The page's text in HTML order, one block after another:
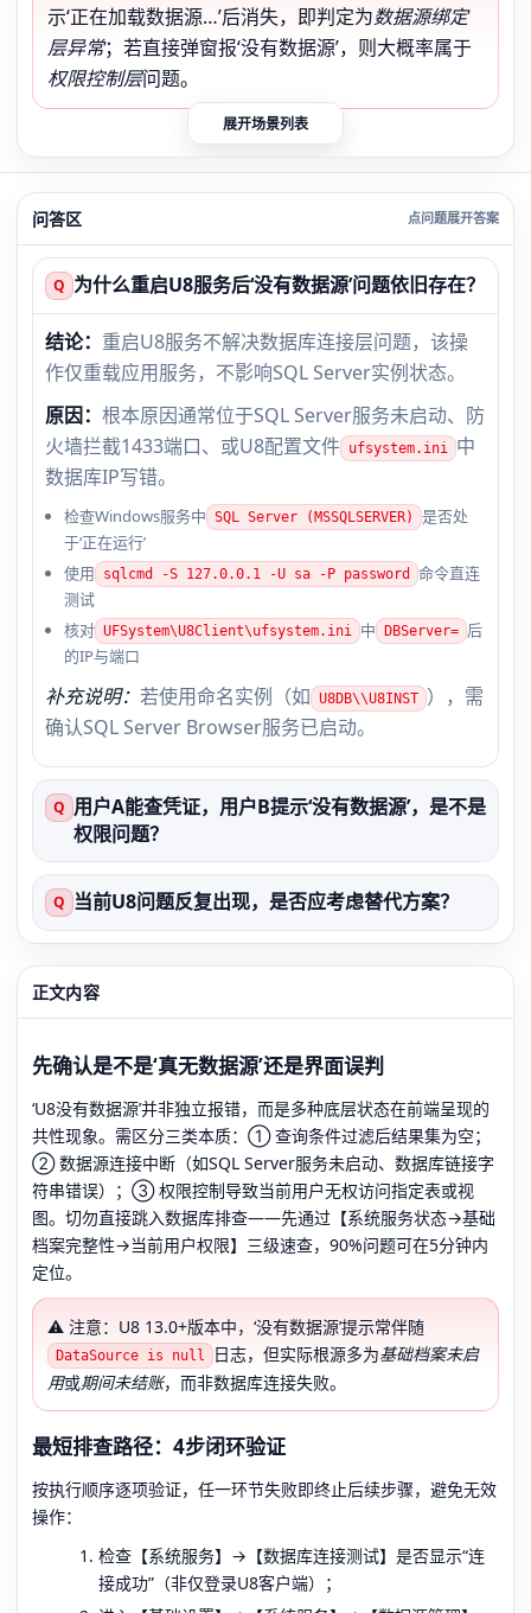
示‘正在加载数据源…’后消失，即判定为数据源绑定
层异常；若直接弹窗报‘没有数据源’，则大概率属于
权限控制层问题。
展开场景列表
问答区
Q 为什么重启U8服务后‘没有数据源’问题依旧存在？
结论： 重启U8服务不解决数据库连接层问题，该操
作仅重载应用服务，不影响SQL Server实例状态。
原因： 根本原因通常位于SQL Server服务未启动、防
火墙拦截1433端口、或U8配置文件 ufsystem.ini 中
数据库IP写错。
检查Windows服务中 SQL Server (MSSQLSERVER)
是否处
于‘正在运行’
使用
sqlcmd -S 127.0.0.1 -U sa -P password
命令直连
测试
核对 UFSystem\U8Client\ufsystem.ini 中 DBServer= 后
的IP与端口
补充说明： 若使用命名实例（如 U8DB\\U8INST ），需
确认SQL Server Browser服务已启动。
Q 用户A能查凭证，用户B提示‘没有数据源’，是不是
权限问题？
Q 当前U8问题反复出现，是否应考虑替代方案？
正文内容
先确认是不是‘真无数据源’还是界面误判
‘U8没有数据源’并非独立报错，而是多种底层状态在前端呈现的
共性现象。需区分三类本质：① 查询条件过滤后结果集为空；
② 数据源连接中断（如SQL Server服务未启动、数据库链接字
符串错误）；③ 权限控制导致当前用户无权访问指定表或视
图。切勿直接跳入数据库排查——先通过【系统服务状态→基础
档案完整性→当前用户权限】三级速查，90%问题可在5分钟内
定位。
⚠️ 注意：U8 13.0+版本中，‘没有数据源’提示常伴随
DataSource is null 日志，但实际根源多为基础档案未启
用或期间未结账，而非数据库连接失败。
最短排查路径：4步闭环验证
按执行顺序逐项验证，任一环节失败即终止后续步骤，避免无效
操作：
检查【系统服务】→【数据库连接测试】是否显示“连
接成功”（非仅登录U8客户端）；